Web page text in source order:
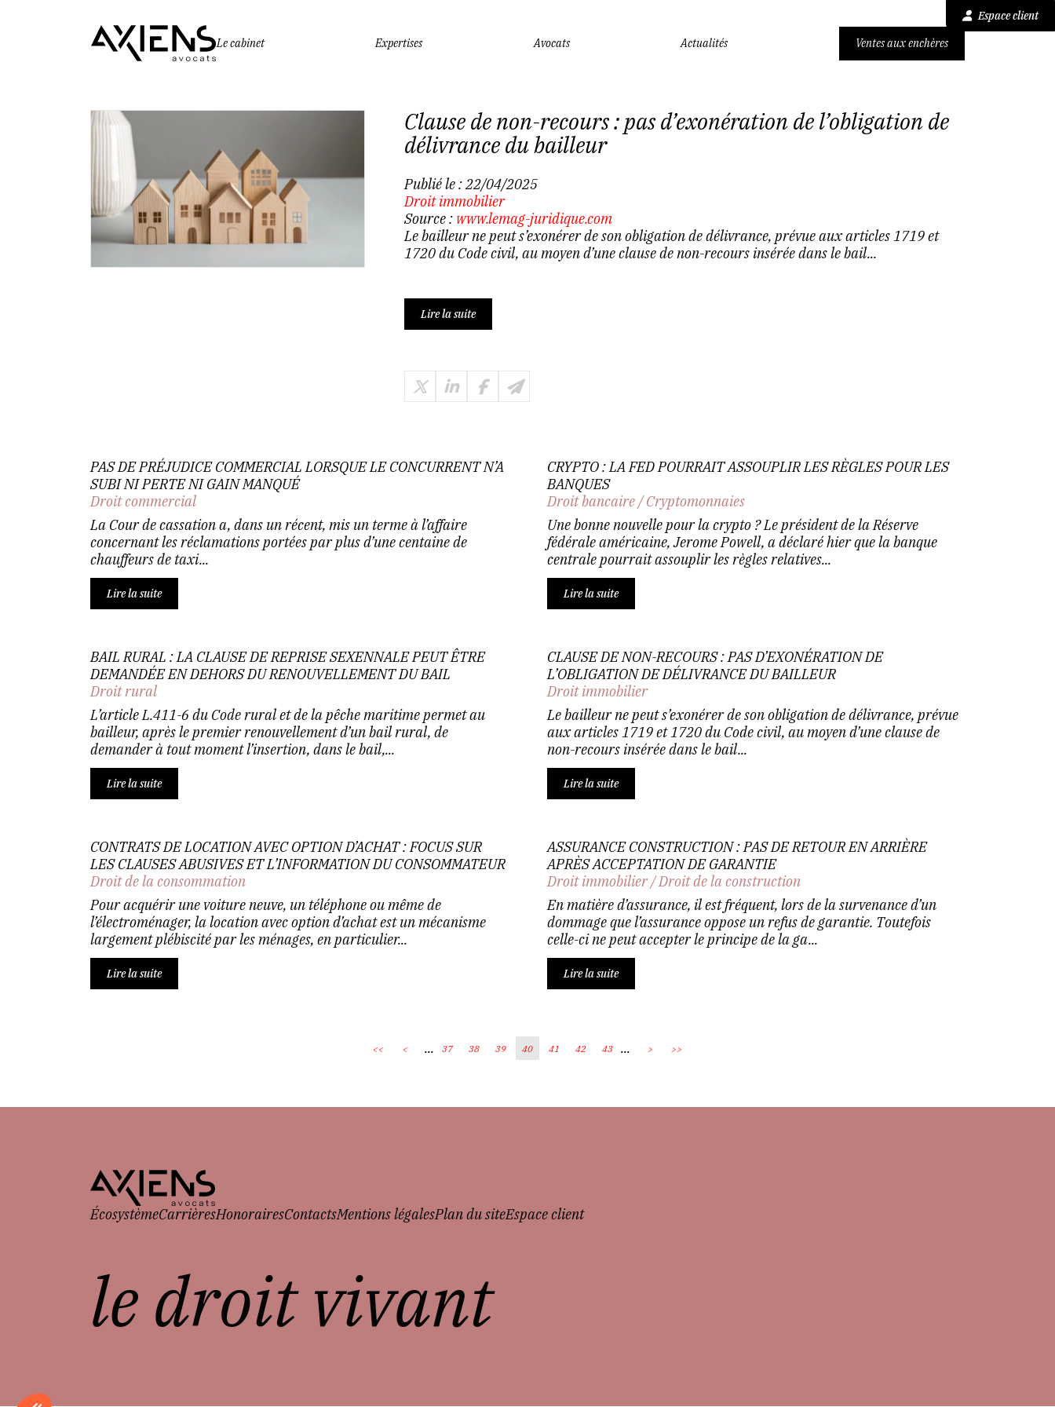
Espace client
Le cabinet
Expertises Avocats Actualités Ventes aux enchères
Clause de non-recours : pas d’exonération de l’obligation de
délivrance du bailleur
Publié le :22/04/2025
Droit immobilier
Source : www.lemag-juridique.com
Le bailleur ne peut s’exonérer de son obligation de délivrance, prévue aux articles 1719 et
1720 du Code civil, au moyen d’une clause de non-recours insérée dans le bail...
Lire la suite
PAS DE PRÉJUDICE COMMERCIAL LORSQUE LE CONCURRENT N’A
SUBI NI PERTE NI GAIN MANQUÉ
Droit commercial
La Cour de cassation a, dans un récent, mis un terme à l’affaire
concernant les réclamations portées par plus d’une centaine de
chauffeurs de taxi...
Lire la suite
CRYPTO : LA FED POURRAIT ASSOUPLIR LES RÈGLES POUR LES
BANQUES
Droit bancaire/Cryptomonnaies
Une bonne nouvelle pour la crypto ? Le président de la Réserve
fédérale américaine, Jerome Powell, a déclaré hier que la banque
centrale pourrait assouplir les règles relatives...
Lire la suite
BAIL RURAL : LA CLAUSE DE REPRISE SEXENNALE PEUT ÊTRE
DEMANDÉE EN DEHORS DU RENOUVELLEMENT DU BAIL
Droit rural
L’article L.411-6 du Code rural et de la pêche maritime permet au
bailleur, après le premier renouvellement d’un bail rural, de
demander à tout moment l’insertion, dans le bail,...
Lire la suite
CLAUSE DE NON-RECOURS : PAS D’EXONÉRATION DE
L’OBLIGATION DE DÉLIVRANCE DU BAILLEUR
Droit immobilier
Le bailleur ne peut s’exonérer de son obligation de délivrance, prévue
aux articles 1719 et 1720 du Code civil, au moyen d’une clause de
non-recours insérée dans le bail...
Lire la suite
CONTRATS DE LOCATION AVEC OPTION D’ACHAT : FOCUS SUR
LES CLAUSES ABUSIVES ET L’INFORMATION DU CONSOMMATEUR
Droit de la consommation
Pour acquérir une voiture neuve, un téléphone ou même de
l’électroménager, la location avec option d’achat est un mécanisme
largement plébiscité par les ménages, en particulier...
Lire la suite
ASSURANCE CONSTRUCTION : PAS DE RETOUR EN ARRIÈRE
APRÈS ACCEPTATION DE GARANTIE
Droit immobilier/Droit de la construction
En matière d’assurance, il est fréquent, lors de la survenance d’un
dommage que l’assurance oppose un refus de garantie. Toutefois
celle-ci ne peut accepter le principe de la ga...
Lire la suite
<< < ... 37 38 39 40 41 42 43 ... > >>
ÉcosystèmeCarrièresHonorairesContactsMentions légalesPlan du siteEspace client
le droit vivant